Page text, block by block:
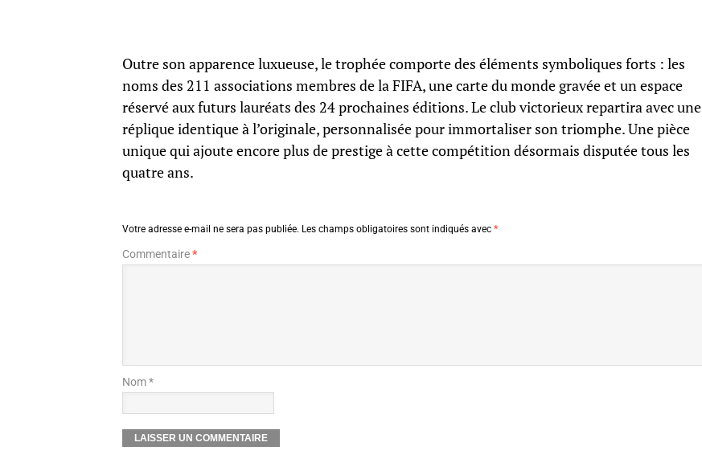
Outre son apparence luxueuse, le trophée comporte des éléments symboliques forts : les
noms des 211 associations membres de la FIFA, une carte du monde gravée et un espace
réservé aux futurs lauréats des 24 prochaines éditions. Le club victorieux repartira avec une
réplique identique à l’originale, personnalisée pour immortaliser son triomphe. Une pièce
unique qui ajoute encore plus de prestige à cette compétition désormais disputée tous les
quatre ans.
Votre adresse e-mail ne sera pas publiée. Les champs obligatoires sont indiqués avec *
Commentaire*
Nom *